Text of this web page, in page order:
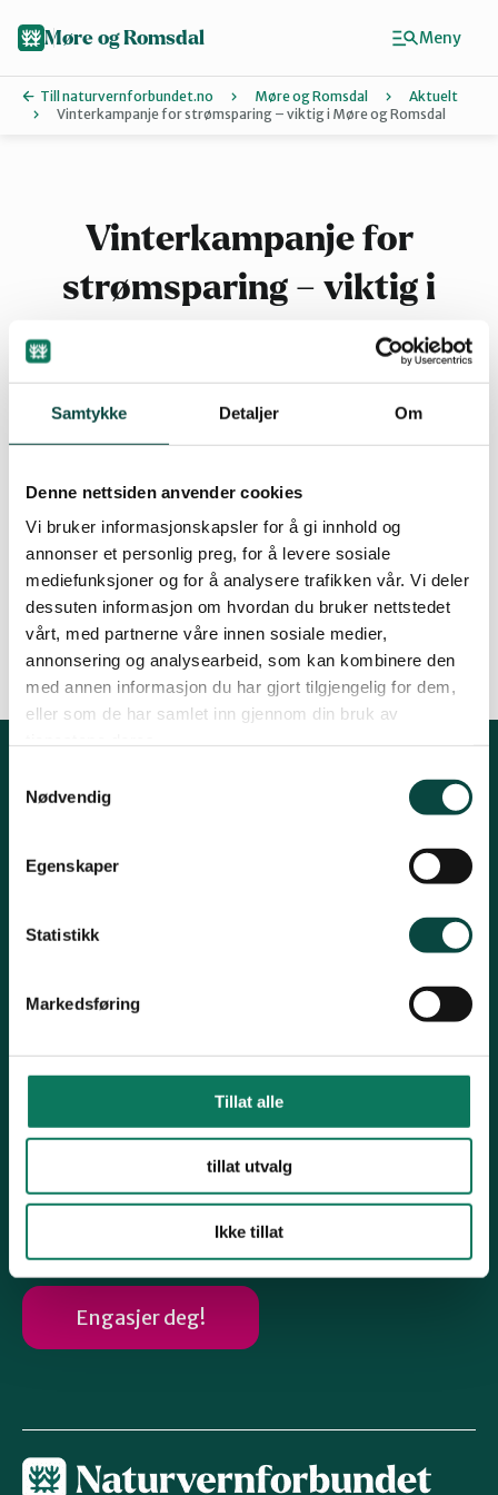
Samtykke Detaljer Om
Denne nettsiden anvender cookies
Vi bruker informasjonskapsler for å gi innhold og
annonser et personlig preg, for å levere sosiale
mediefunksjoner og for å analysere trafikken vår. Vi deler
dessuten informasjon om hvordan du bruker nettstedet
vårt, med partnerne våre innen sosiale medier,
annonsering og analysearbeid, som kan kombinere den
med annen informasjon du har gjort tilgjengelig for dem,
eller som de har samlet inn gjennom din bruk av
Nødvendig
Egenskaper
Statistikk
Markedsføring
Tillat alle
tillat utvalg
Ikke tillat
Aure
Molde
Ørsta og Volda
Rauma
Tingvoll
Møre og Romsdal
Till naturvernforbundet.no Møre og Romsdal
Aktuelt
Vinterkampanje for strømsparing – viktig i Møre og Romsdal
Vinterkampanje for
strømsparing – viktig i
Møre og Romsdal
Det skal lønne seg å gjøre bevisste
mai er med i trekningen av
energirådgivning og strømsparende utstyr
til en verdi av 50.000 kroner.
ByArtikkelimportør
18.01.2006 20:13
Kontakt fylkeslaget
Telefon: 91812542
Kontonummer 12546262829
Naturmangfold
Miljøgifter
Engasjer deg!